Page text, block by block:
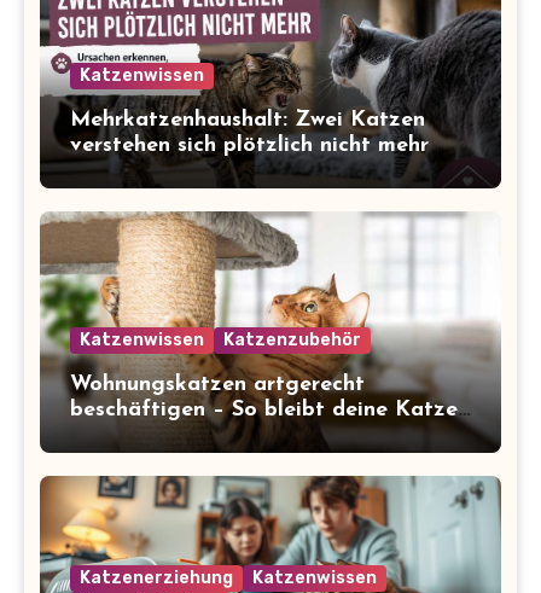
Katzenwissen
Mehrkatzenhaushalt: Zwei Katzen
verstehen sich plötzlich nicht mehr
Katzenwissen Katzenzubehör
Wohnungskatzen artgerecht
beschäftigen – So bleibt deine Katze
glücklich und gesund
Katzenerziehung
Katzenwissen